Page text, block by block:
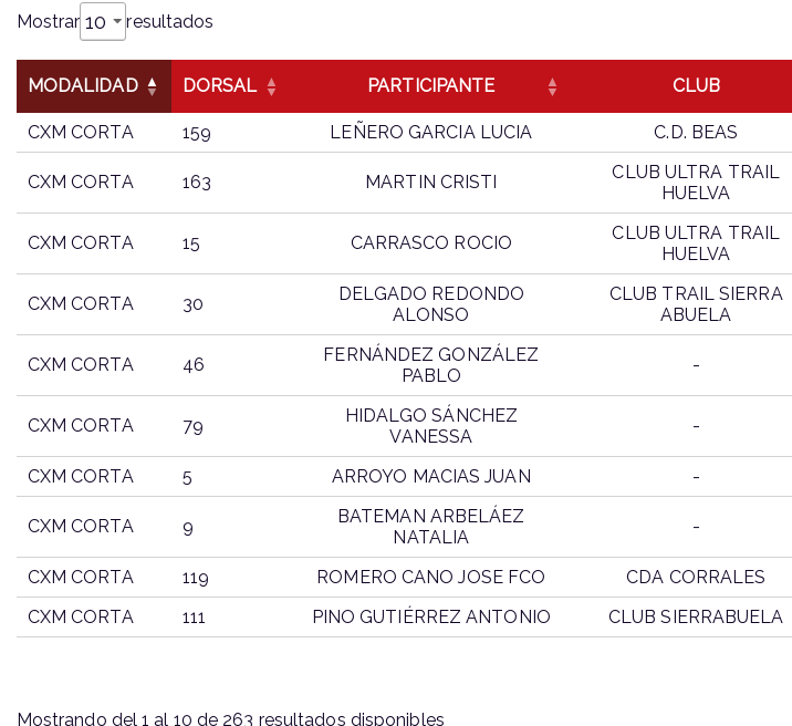
Mostrar resultados
MODALIDAD DORSAL PARTICIPANTE CLUB
CXM CORTA
159 LEÑERO GARCIA LUCIA C.D. BEAS
CXM CORTA 163 MARTIN CRISTI
CLUB ULTRA TRAIL
HUELVA
CXM CORTA 15 CARRASCO ROCIO
CLUB ULTRA TRAIL
HUELVA
CXM CORTA 30
DELGADO REDONDO
ALONSO
CLUB TRAIL SIERRA
ABUELA
CXM CORTA 46
FERNÁNDEZ GONZÁLEZ
PABLO
-
CXM CORTA 79
HIDALGO SÁNCHEZ
VANESSA
-
CXM CORTA 5 ARROYO MACIAS JUAN -
CXM CORTA 9
BATEMAN ARBELÁEZ
NATALIA
-
CXM CORTA 119 ROMERO CANO JOSE FCO CDA CORRALES
CXM CORTA
111 PINO GUTIÉRREZ ANTONIO CLUB SIERRABUELA
Mostrando del 1 al 10 de 263 resultados disponibles